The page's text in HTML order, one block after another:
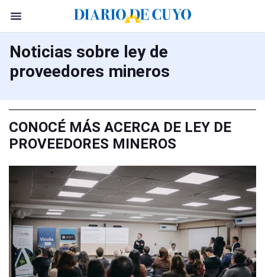
Noticias sobre ley de
proveedores mineros
CONOCÉ MÁS ACERCA DE LEY DE
PROVEEDORES MINEROS